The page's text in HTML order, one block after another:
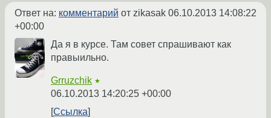
Ответ на: комментарий от zikasak 06.10.2013 14:08:22
+00:00
Да я в курсе. Там совет спрашивают как
правыильно.
Grruzchik ★
06.10.2013 14:20:25 +00:00
Ссылка